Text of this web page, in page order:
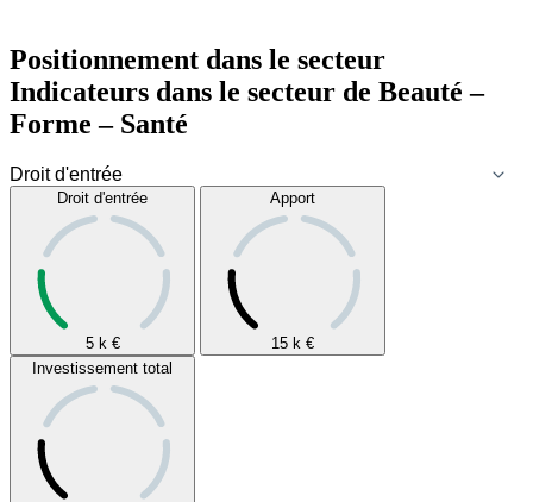
Positionnement dans le secteur
Indicateurs dans le secteur de Beauté –
Forme – Santé
Droit d'entrée
5 k €
Apport
15 k €
Investissement total